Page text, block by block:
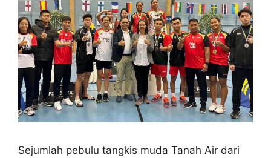
Sejumlah pebulu tangkis muda Tanah Air dari